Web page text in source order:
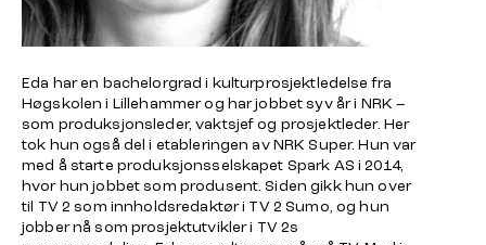
Eda har en bachelorgrad i kulturprosjektledelse fra
Høgskolen i Lillehammer og har jobbet syv år i NRK –
som produksjonsleder, vaktsjef og prosjektleder. Her
tok hun også del i etableringen av NRK Super. Hun var
med å starte produksjonsselskapet Spark AS i 2014,
hvor hun jobbet som produsent. Siden gikk hun over
til TV 2 som innholdsredaktør i TV 2 Sumo, og hun
jobber nå som prosjektutvikler i TV 2s